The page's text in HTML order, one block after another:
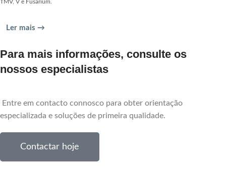
TMV, V e Fusarium.
Ler mais →
Para mais informações, consulte os
nossos especialistas
Entre em contacto connosco para obter orientação
especializada e soluções de primeira qualidade.
Contactar hoje